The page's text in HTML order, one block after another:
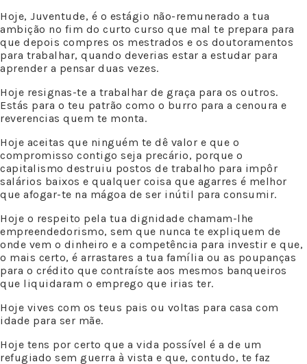
Hoje, Juventude, é o estágio não-remunerado a tua
ambição no fim do curto curso que mal te prepara para
que depois compres os mestrados e os doutoramentos
para trabalhar, quando deverias estar a estudar para
aprender a pensar duas vezes.
Hoje resignas-te a trabalhar de graça para os outros.
Estás para o teu patrão como o burro para a cenoura e
reverencias quem te monta.
Hoje aceitas que ninguém te dê valor e que o
compromisso contigo seja precário, porque o
capitalismo destruiu postos de trabalho para impôr
salários baixos e qualquer coisa que agarres é melhor
que afogar-te na mágoa de ser inútil para consumir.
Hoje o respeito pela tua dignidade chamam-lhe
empreendedorismo, sem que nunca te expliquem de
onde vem o dinheiro e a competência para investir e que,
o mais certo, é arrastares a tua família ou as poupanças
para o crédito que contraíste aos mesmos banqueiros
que liquidaram o emprego que irias ter.
Hoje vives com os teus pais ou voltas para casa com
idade para ser mãe.
Hoje tens por certo que a vida possível é a de um
refugiado sem guerra à vista e que, contudo, te faz